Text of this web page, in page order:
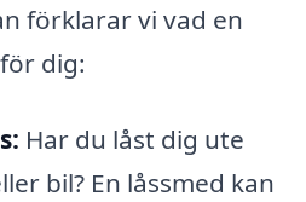
förklarar vi vad en
dig:
Har du låst dig ute
bil? En låssmed kan